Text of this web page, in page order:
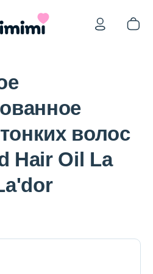
волос
Hair Oil La